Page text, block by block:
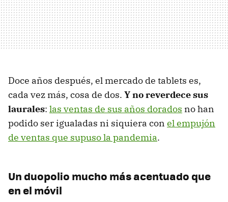
Doce años después, el mercado de tablets es,
cada vez más, cosa de dos. Y no reverdece sus
laurales: las ventas de sus años dorados no han
podido ser igualadas ni siquiera con el empujón
de ventas que supuso la pandemia.
Un duopolio mucho más acentuado que
en el móvil